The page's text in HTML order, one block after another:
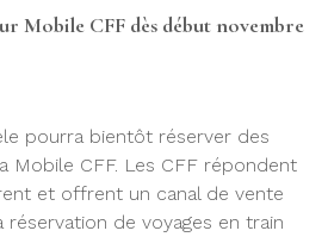
Mobile CFF dès début novembre
pourra bientôt réserver des
Mobile CFF. Les CFF répondent
et offrent un canal de vente
de voyages en train